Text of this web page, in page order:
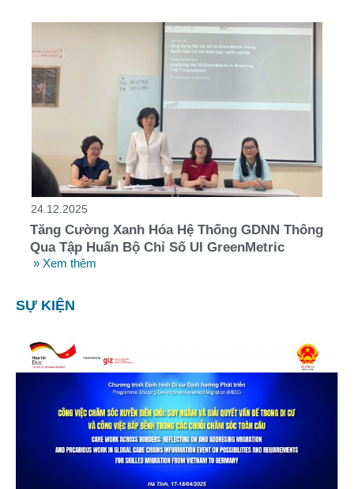
24.12.2025
Tăng Cường Xanh Hóa Hệ Thống GDNN Thông
Qua Tập Huấn Bộ Chỉ Số UI GreenMetric
» Xem thêm
SỰ KIỆN